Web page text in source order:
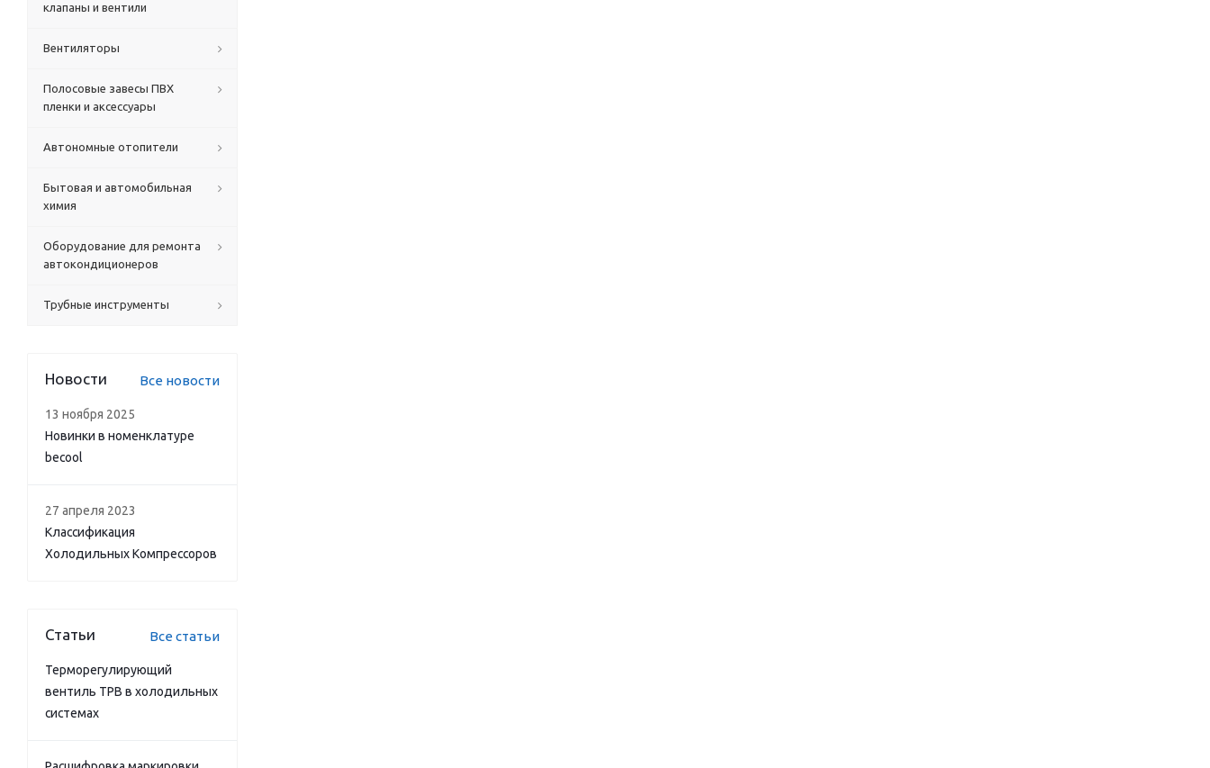
клапаны и вентили
Вентиляторы
Полосовые завесы ПВХ
пленки и аксессуары
Автономные отопители
Бытовая и автомобильная
химия
Оборудование для ремонта
автокондиционеров
Трубные инструменты
Новости Все новости
13 ноября 2025
Новинки в номенклатуре
becool
27 апреля 2023
Классификация
Холодильных Компрессоров
Статьи Все статьи
Терморегулирующий
вентиль ТРВ в холодильных
системах